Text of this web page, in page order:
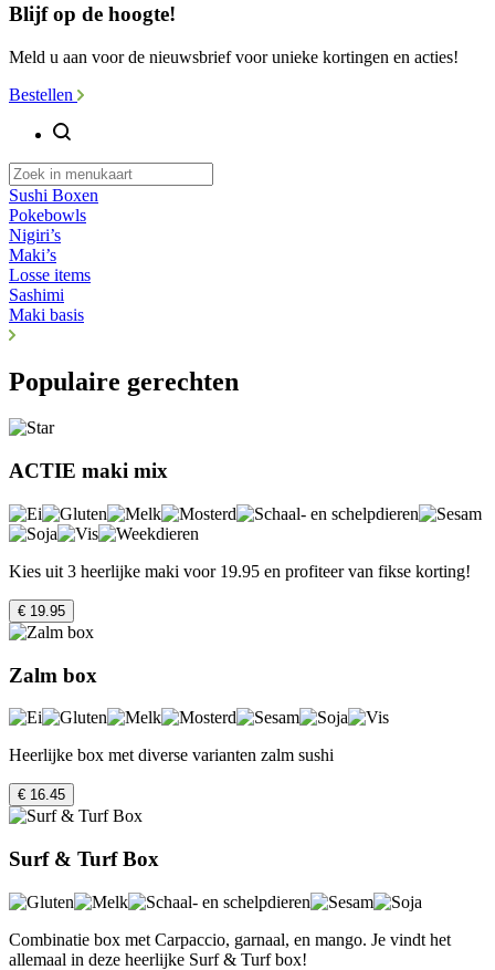
Blijf op de hoogte!
Meld u aan voor de nieuwsbrief voor unieke kortingen en acties!
Bestellen
Sushi Boxen
Pokebowls
Nigiri’s
Maki’s
Losse items
Sashimi
Maki basis
Populaire gerechten
ACTIE maki mix
Kies uit 3 heerlijke maki voor 19.95 en profiteer van fikse korting!
€ 19.95
Zalm box
Heerlijke box met diverse varianten zalm sushi
€ 16.45
Surf & Turf Box
Combinatie box met Carpaccio, garnaal, en mango. Je vindt het
allemaal in deze heerlijke Surf & Turf box!